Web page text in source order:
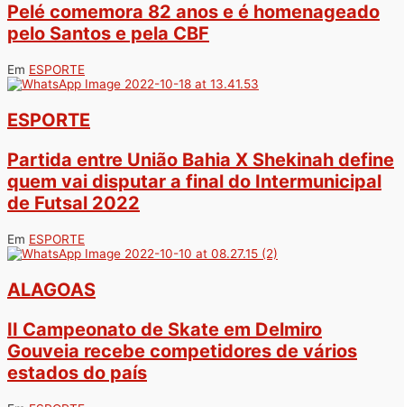
Pelé comemora 82 anos e é homenageado
pelo Santos e pela CBF
Em ESPORTE
ESPORTE
Partida entre União Bahia X Shekinah define
quem vai disputar a final do Intermunicipal
de Futsal 2022
Em ESPORTE
ALAGOAS
II Campeonato de Skate em Delmiro
Gouveia recebe competidores de vários
estados do país